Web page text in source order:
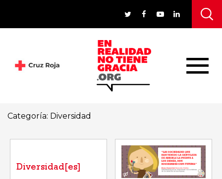
Categoría: Diversidad
Diversidad[es]